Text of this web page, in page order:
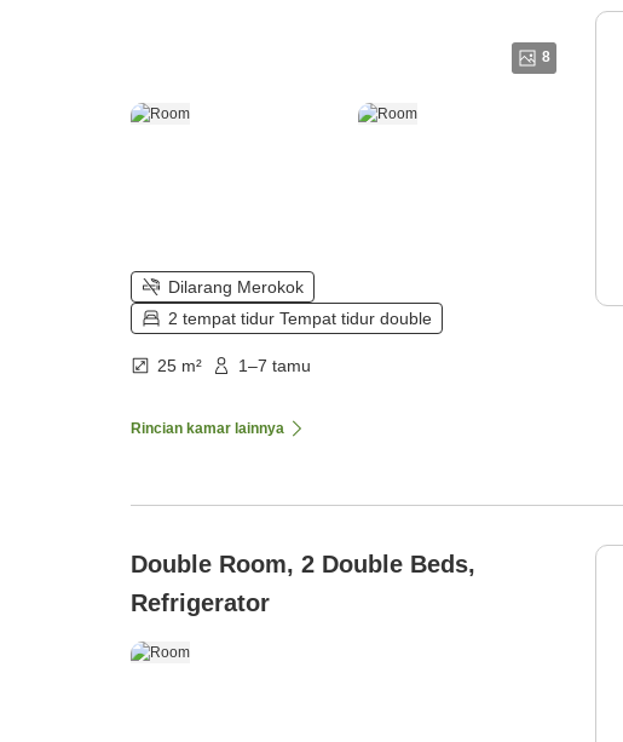
8
Dilarang Merokok
2 tempat tidur Tempat tidur double
25 m² 1–7 tamu
Rincian kamar lainnya
Double Room, 2 Double Beds,
Refrigerator